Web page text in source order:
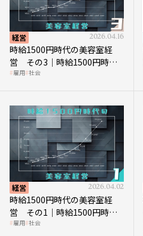
経営 2026.04.16
時給1500円時代の美容室経
営 その3｜時給1500円時
代、美容業はどのような影響
雇用 社会
経営 2026.04.02
時給1500円時代の美容室経
営 その1｜時給1500円時代
へ向かう社会的背景
雇用 社会